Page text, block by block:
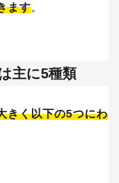
ます。
主に5種類
きく以下の5つにわ